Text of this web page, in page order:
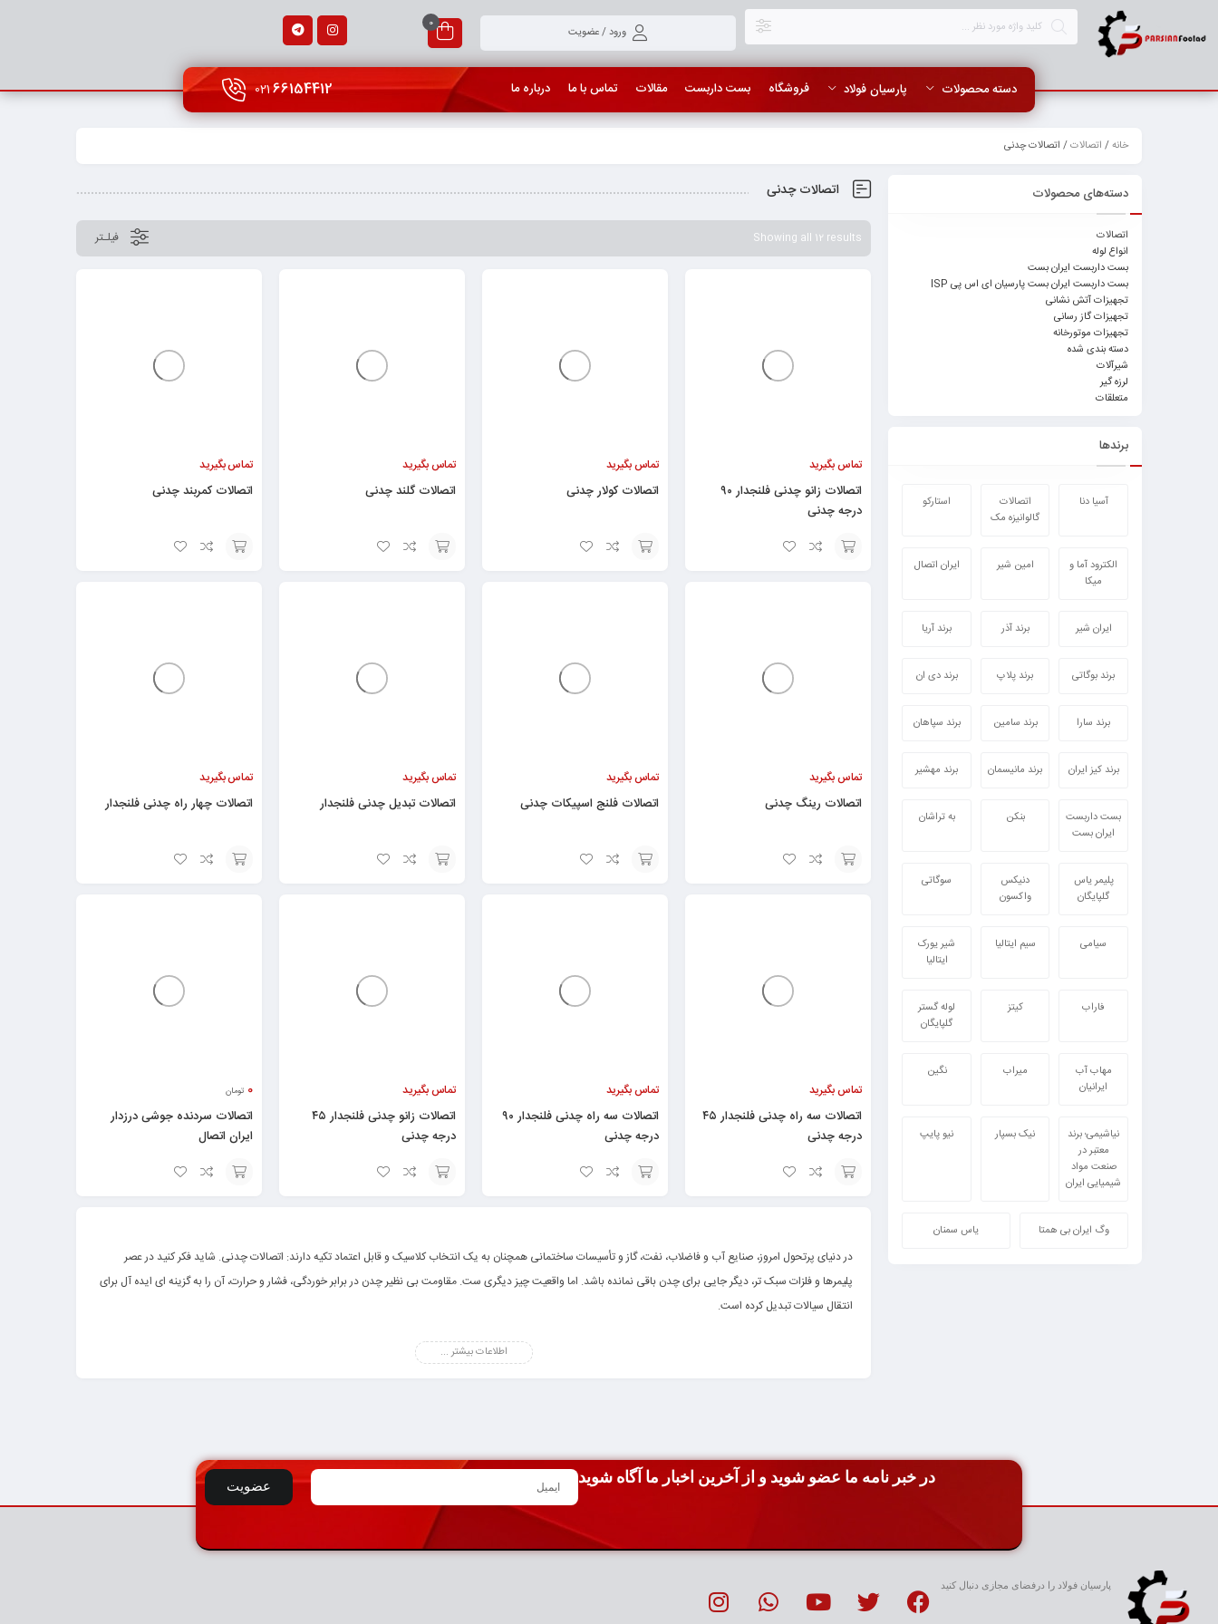
ورود / عضویت
0
دسته محصولات پارسیان فولاد فروشگاه بست داربست مقالات تماس با ما درباره ما 66154412
021
خانه/ اتصالات/ اتصالات چدنی
اتصالات چدنی
فیلـتر Showing all 12 results
تماس بگیرید
اتصالات زانو چدنی فلنجدار ۹۰
درجه چدنی
تماس بگیرید
اتصالات کولار چدنی
تماس بگیرید
اتصالات گلند چدنی
تماس بگیرید
اتصالات کمربند چدنی
تماس بگیرید
اتصالات رینگ چدنی
تماس بگیرید
اتصالات فلنج اسپیکات چدنی
تماس بگیرید
اتصالات تبدیل چدنی فلنجدار
تماس بگیرید
اتصالات چهار راه چدنی فلنجدار
تماس بگیرید
اتصالات سه راه چدنی فلنجدار ۴۵
درجه چدنی
سبد
تماس بگیرید
اتصالات سه راه چدنی فلنجدار ۹۰
درجه چدنی
سبد
تماس بگیرید
اتصالات زانو چدنی فلنجدار ۴۵
درجه چدنی
سبد
0 تومان
اتصالات سردنده جوشی درزدار
ایران اتصال
در دنیای پرتحول امروز، صنایع آب و فاضلاب، نفت، گاز و تأسیسات ساختمانی همچنان به یک انتخاب کلاسیک و قابل اعتماد تکیه دارند: اتصالات چدنی. شاید فکر کنید در عصر
پلیمرها و فلزات سبک تر، دیگر جایی برای چدن باقی نمانده باشد. اما واقعیت چیز دیگری ست. مقاومت بی نظیر چدن در برابر خوردگی، فشار و حرارت، آن را به گزینه ای ایده آل برای
انتقال سیالات تبدیل کرده است.
برای پروژه ای بزرگ را دارید، شناخت دقیق انواع اتصالات چدنی مثل زانو، سه راه، فلنج دار، گلند، کولار و… به
🔹 اتصالات زانو چدنی فلنجدار ۹۰ و ۴۵ درجه
اطلاعات بیشتر ...
دسته‌های محصولات
اتصالات
انواع لوله
بست داربست ایران بست
بست داربست ایران بست پارسیان ای اس پی ISP
تجهیزات آتش نشانی
تجهیزات گاز رسانی
تجهیزات موتورخانه
دسته بندی شده
شیرآلات
لرزه گیر
متعلقات
برندها
آسیا دنا
اتصالات
گالوانیزه مک
استارکو
الکترود آما و
میکا
امین شیر ایران اتصال
ایران شیر برند آذر برند آریا
برند بوگاتی برند پلاپ برند دی ان
برند سارا برند سامین برند سپاهان
برند کیز ایران برند مانیسمان برند مهشیر
بست داربست
ایران بست
بنکن به تراشان
پلیمر یاس
گلپایگان
دنیکس
واکسون
سوگاتی
سیامی سیم ایتالیا
شیر یورک
ایتالیا
فاراب کیتز
لوله گستر
گلپایگان
مهاب آب
ایرانیان
میراب نگین
نیاشیمی؛ برند
معتبر در
صنعت مواد
شیمیایی ایران
نیک بسپار نیو پایپ
وگ ایران بی همتا یاس سمنان
عضویت
در خبر نامه ما عضو شوید و از آخرین اخبار ما آگاه شوید
پارسیان فولاد را درفضای مجازی دنبال کنید